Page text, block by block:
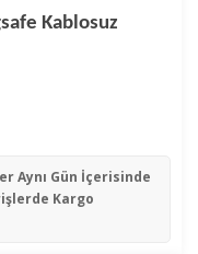
Kablosuz
Aynı Gün İçerisinde
Kargo